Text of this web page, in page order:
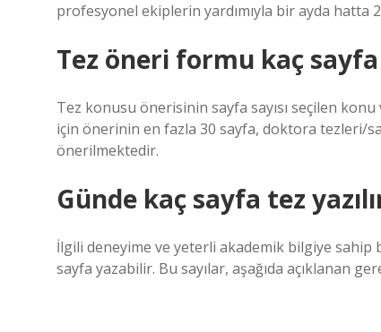
profesyonel ekiplerin yardımıyla bir ayda hatta
Tez öneri formu kaç sayfa
Tez konusu önerisinin sayfa sayısı seçilen
için önerinin en fazla 30 sayfa, doktora tezleri/
önerilmektedir.
Günde kaç sayfa tez
İlgili deneyime ve yeterli akademik bilgiye
sayfa yazabilir. Bu sayılar, aşağıda açıklanan